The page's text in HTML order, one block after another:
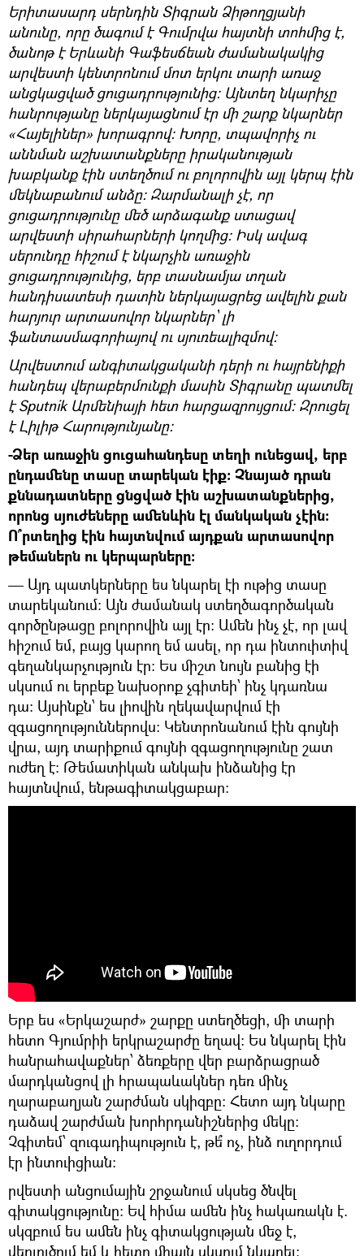
Երիտասարդ սերնդին Տիգրան Ձիթողցյանի
անունը, որը ծագում է Գումրվա հայտնի տոհմից է,
ծանոթ է Երևանի Գաֆեսճեան ժամանակակից
արվեստի կենտրոնում մոտ երկու տարի առաջ
անցկացված ցուցադրությունից։ Այնտեղ նկարիչը
հանրությանը ներկայացնում էր մի շարք նկարներ
«Հայելիներ» խորագրով։ Խորը, տպավորիչ ու
աննման աշխատանքները իրականության
խաբկանք էին ստեղծում ու բոլորովին այլ կերպ էին
մեկնաբանում անձը։ Զարմանալի չէ, որ
ցուցադրությունը մեծ արձագանք ստացավ
արվեստի սիրահարների կողմից։ Իսկ ավագ
սերունդը հիշում է նկարչին առաջին
ցուցադրությունից, երբ տասնամյա տղան
հանդիսատեսի դատին ներկայացրեց ավելին քան
հարյուր արտասովոր նկարներ՝ լի
ֆանտասմագորիայով ու սյուռեալիզմով։
Արվեստում անգիտակցականի դերի ու հայրենիքի
հանդեպ վերաբերմունքի մասին Տիգրանը պատմել
է Sputnik Արմենիայի հետ հարցազրույցում։ Զրուցել
է Լիլիթ Հարությունյանը։
-Ձեր առաջին ցուցահանդեսը տեղի ունեցավ, երբ
ընդամենը տասը տարեկան էիք։ Չնայած դրան
քննադատները ցնցված էին աշխատանքներից,
որոնց սյուժեները ամենևին էլ մանկական չէին։
Ո՞րտեղից էին հայտնվում այդքան արտասովոր
թեմաներն ու կերպարները։
— Այդ պատկերները ես նկարել էի ութից տասը
տարեկանում։ Այն ժամանակ ստեղծագործական
գործընթացը բոլորովին այլ էր։ Ամեն ինչ չէ, որ լավ
հիշում եմ, բայց կարող եմ ասել, որ դա ինտուիտիվ
գեղանկարչություն էր։ Ես միշտ նույն բանից էի
սկսում ու երբեք նախօրոք չգիտեի՝ ինչ կդառնա
դա։ Այսինքն՝ ես լիովին ղեկավարվում էի
զգացողություններովս։ Կենտրոնանում էին գույնի
վրա, այդ տարիքում գույնի զգացողությունը շատ
ուժեղ է։ Թեմատիկան անկախ ինձանից էր
հայտնվում, ենթագիտակցաբար։
Երբ ես «Երկաշարժ» շարքը ստեղծեցի, մի տարի
հետո Գյումրիի երկրաշարժը եղավ։ Ես նկարել էին
հանրահավաքներ՝ ձեռքերը վեր բարձրացրած
մարդկանցով լի հրապաևակներ դեռ մինչ
ղարաբաղյան շարժման սկիզբը։ Հետո այդ նկարը
դաձավ շարժման խորհրդանիշներից մեկը։
Չգիտեմ՝ զուգադիպություն է, թե՞ ոչ, ինձ ուղորդում
էր ինտուիցիան։
րվեստի անցումային շրջանում սկսեց ծնվել
գիտակցությունը։ Եվ հիմա ամեն ինչ հակառակն է.
սկզբում ես ամեն ինչ գիտակցության մեջ է,
վերլուծում եմ և հետո միայն սկսում նկարել։